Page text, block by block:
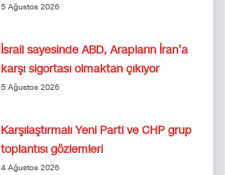
5 Ağustos 2026
İsrail sayesinde ABD, Arapların İran’a
karşı sigortası olmaktan çıkıyor
5 Ağustos 2026
Karşılaştırmalı Yeni Parti ve CHP grup
toplantısı gözlemleri
4 Ağustos 2026